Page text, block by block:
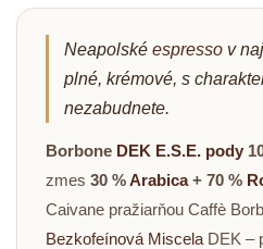
Neapolské espresso v
plné, krémové, s
nezabudnete.
Borbone DEK E.S.E. pody
zmes 30 %Arabica+ 70 %
Caivane pražiarňou Caffè
Bezkofeínová Miscela DEK –